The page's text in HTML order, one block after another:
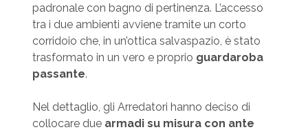
padronale con bagno di pertinenza. L’accesso
tra i due ambienti avviene tramite un corto
corridoio che, in un’ottica salvaspazio, è stato
trasformato in un vero e proprio guardaroba
passante.
Nel dettaglio, gli Arredatori hanno deciso di
collocare due armadi su misura con ante